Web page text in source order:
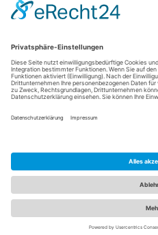
Impressum
Datenschutz
Cookie-Einstellungen
Copyright
2026, Verzinkerei Bühler GmbH
Alle Rechte vorbehalten.